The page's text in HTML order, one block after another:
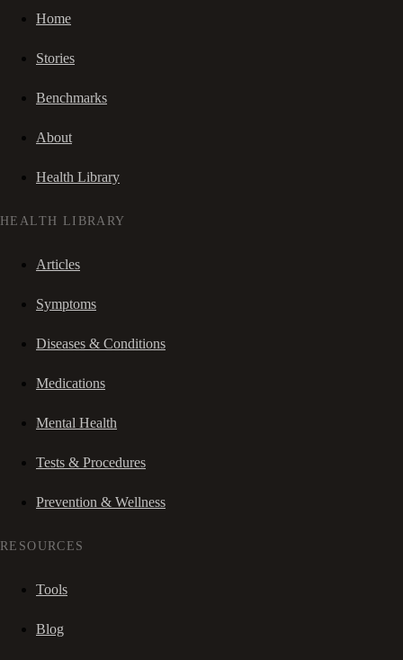
Home
Stories
Benchmarks
About
Health Library
HEALTH LIBRARY
Articles
Symptoms
Diseases & Conditions
Medications
Mental Health
Tests & Procedures
Prevention & Wellness
RESOURCES
Tools
Blog